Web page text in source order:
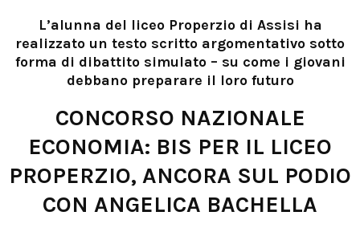
L’alunna del liceo Properzio di Assisi ha
realizzato un testo scritto argomentativo sotto
forma di dibattito simulato – su come i giovani
debbano preparare il loro futuro
CONCORSO NAZIONALE
ECONOMIA: BIS PER IL LICEO
PROPERZIO, ANCORA SUL PODIO
CON ANGELICA BACHELLA